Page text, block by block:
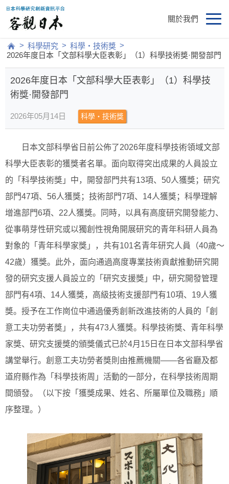
關於我們
> 科學研究 > 科學・技術獎 >
2026年度日本「文部科學大臣表彰」（1）科學技術獎·開發部門
2026年度日本「文部科學大臣表彰」（1）科學技
術獎·開發部門
2026年05月14日 科學・技術獎
日本文部科學省日前公佈了2026年度科學技術領域文部
科學大臣表彰的獲獎者名單。面向取得突出成果的人員設立
的「科學技術獎」中，開發部門共有13項、50人獲獎；研究
部門47項、56人獲獎；技術部門7項、14人獲獎；科學理解
增進部門6項、22人獲獎。同時，以具有高度研究開發能力、
從事萌芽性研究或以獨創性視角開展研究的青年科研人員為
對象的「青年科學家獎」，共有101名青年研究人員（40歲～
42歲）獲獎。此外，面向通過高度專業技術貢獻推動研究開
發的研究支援人員設立的「研究支援獎」中，研究開發管理
部門有4項、14人獲獎，高級技術支援部門有10項、19人獲
獎。授予在工作崗位中通過優秀創新改進技術的人員的「創
意工夫功勞者獎」，共有473人獲獎。科學技術獎、青年科學
家獎、研究支援獎的頒獎儀式已於4月15日在日本文部科學省
講堂舉行。創意工夫功勞者獎則由推薦機關——各省廳及都
道府縣作為「科學技術周」活動的一部分，在科學技術周期
間頒發。（以下按「獲獎成果、姓名、所屬單位及職務」順
序整理。）